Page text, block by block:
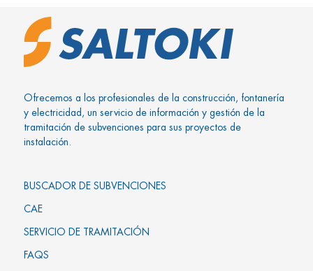
Ofrecemos a los profesionales de la construcción, fontanería
y electricidad, un servicio de información y gestión de la
tramitación de subvenciones para sus proyectos de
instalación.
BUSCADOR DE SUBVENCIONES
CAE
SERVICIO DE TRAMITACIÓN
FAQS